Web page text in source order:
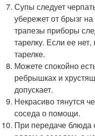
Супы следует
убережет от брызг
трапезы приборы
тарелку. Если ее
тарелке.
Можете спокойно
ребрышках и
допускает.
Некрасиво тянутся
соседа о помощи.
При передаче блюда